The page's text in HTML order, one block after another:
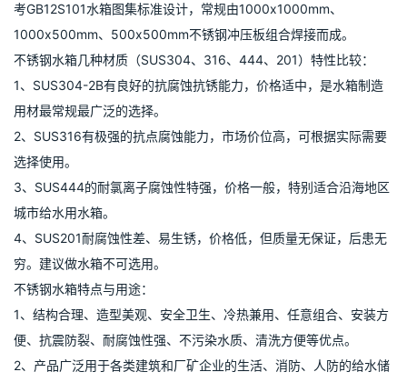
考GB12S101水箱图集标准设计，常规由1000x1000mm、
1000x500mm、500x500mm不锈钢冲压板组合焊接而成。
不锈钢水箱几种材质（SUS304、316、444、201）特性比较：
1、SUS304-2B有良好的抗腐蚀抗锈能力，价格适中，是水箱制造
用材最常规最广泛的选择。
2、SUS316有极强的抗点腐蚀能力，市场价位高，可根据实际需要
选择使用。
3、SUS444的耐氯离子腐蚀性特强，价格一般，特别适合沿海地区
城市给水用水箱。
4、SUS201耐腐蚀性差、易生锈，价格低，但质量无保证，后患无
穷。建议做水箱不可选用。
不锈钢水箱特点与用途：
1、结构合理、造型美观、安全卫生、冷热兼用、任意组合、安装方
便、抗震防裂、耐腐蚀性强、不污染水质、清洗方便等优点。
2、产品广泛用于各类建筑和厂矿企业的生活、消防、人防的给水储